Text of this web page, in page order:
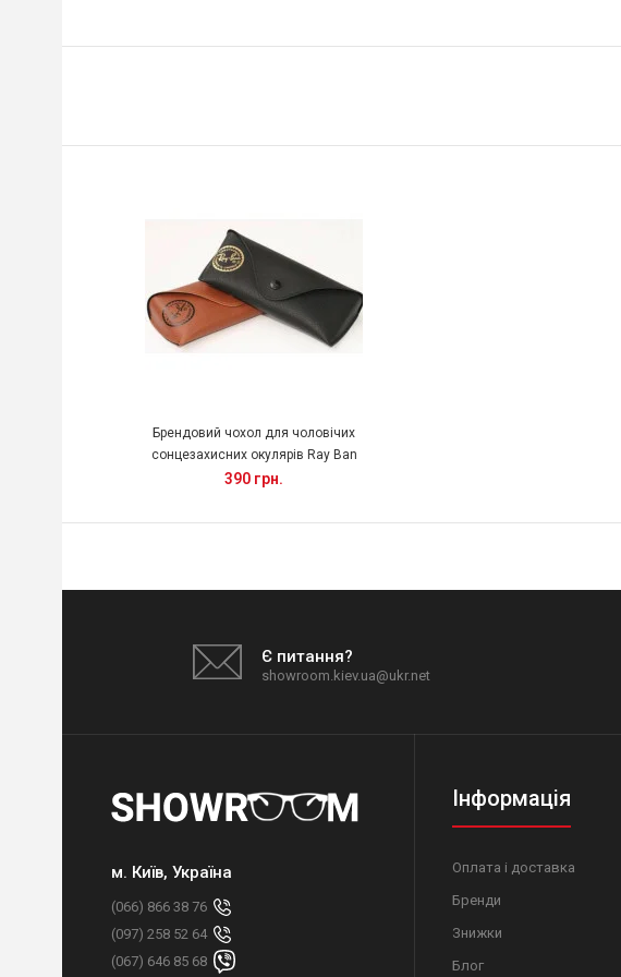
Брендовий чохол для чоловічих
сонцезахисних окулярів Ray Ban
390 грн.
Є питання?
showroom.kiev.ua@ukr.net
м. Київ, Україна
(066) 866 38 76
(097) 258 52 64
(067) 646 85 68
Інформація
Оплата і доставка
Бренди
Знижки
Блог